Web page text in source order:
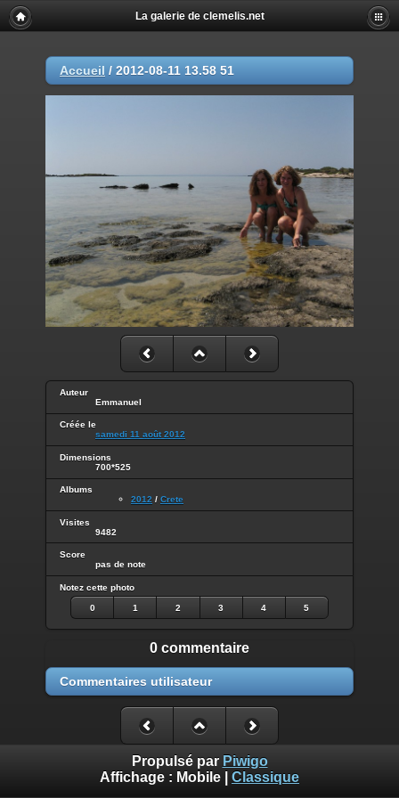
La galerie de clemelis.net
Accueil / 2012-08-11 13.58 51
Auteur
Emmanuel
Créée le
samedi 11 août 2012
Dimensions
700*525
Albums
2012 / Crete
Visites
9482
Score
pas de note
Notez cette photo
0 1 2 3 4 5
0 commentaire
Commentaires utilisateur
Propulsé par Piwigo
Affichage : Mobile Classique